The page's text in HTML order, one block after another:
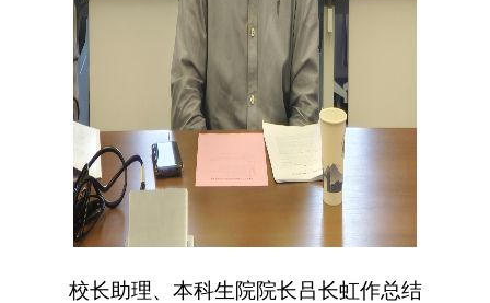
校长助理、本科生院院长吕长虹作总结